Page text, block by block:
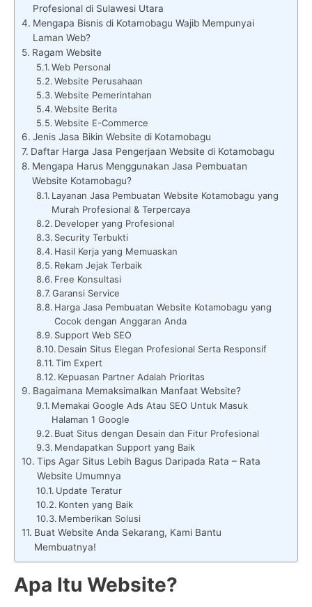
Profesional di Sulawesi Utara
Mengapa Bisnis di Kotamobagu Wajib Mempunyai
Laman Web?
Ragam Website
Web Personal
Website Perusahaan
Website Pemerintahan
Website Berita
Website E-Commerce
Jenis Jasa Bikin Website di Kotamobagu
Daftar Harga Jasa Pengerjaan Website di Kotamobagu
Mengapa Harus Menggunakan Jasa Pembuatan
Website Kotamobagu?
Layanan Jasa Pembuatan Website Kotamobagu yang
Murah Profesional & Terpercaya
Developer yang Profesional
Security Terbukti
Hasil Kerja yang Memuaskan
Rekam Jejak Terbaik
Free Konsultasi
Garansi Service
Harga Jasa Pembuatan Website Kotamobagu yang
Cocok dengan Anggaran Anda
Support Web SEO
Desain Situs Elegan Profesional Serta Responsif
Tim Expert
Kepuasan Partner Adalah Prioritas
Bagaimana Memaksimalkan Manfaat Website?
Memakai Google Ads Atau SEO Untuk Masuk
Halaman 1 Google
Buat Situs dengan Desain dan Fitur Profesional
Mendapatkan Support yang Baik
Tips Agar Situs Lebih Bagus Daripada Rata – Rata
Website Umumnya
Update Teratur
Konten yang Baik
Memberikan Solusi
Buat Website Anda Sekarang, Kami Bantu
Membuatnya!
Apa Itu Website?